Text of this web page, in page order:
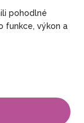
pohodlné
funkce, výkon a